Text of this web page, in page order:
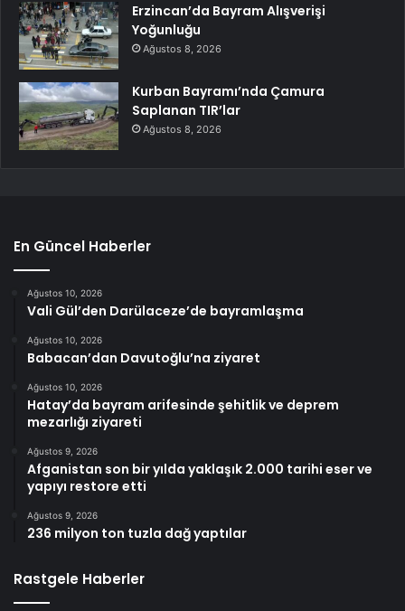
Erzincan’da Bayram Alışverişi
Yoğunluğu
Ağustos 8, 2026
Kurban Bayramı’nda Çamura
Saplanan TIR’lar
Ağustos 8, 2026
En Güncel Haberler
Ağustos 10, 2026
Vali Gül’den Darülaceze’de bayramlaşma
Ağustos 10, 2026
Babacan’dan Davutoğlu’na ziyaret
Ağustos 10, 2026
Hatay’da bayram arifesinde şehitlik ve deprem
mezarlığı ziyareti
Ağustos 9, 2026
Afganistan son bir yılda yaklaşık 2.000 tarihi eser ve
yapıyı restore etti
Ağustos 9, 2026
236 milyon ton tuzla dağ yaptılar
Rastgele Haberler